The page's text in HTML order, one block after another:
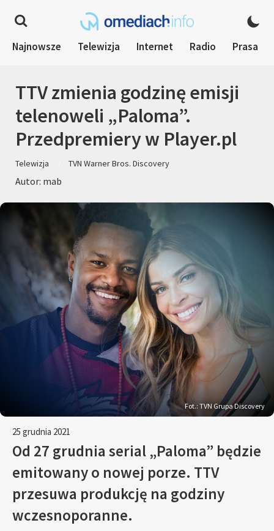
Najnowsze Telewizja Internet Radio Prasa
TTV zmienia godzinę emisji
telenoweli „Paloma”.
Przedpremiery w Player.pl
Telewizja TVN Warner Bros. Discovery
Autor: mab
Fot.: TVN Grupa Discovery
25 grudnia 2021
Od 27 grudnia serial „Paloma” będzie
emitowany o nowej porze. TTV
przesuwa produkcję na godziny
wczesnoporanne.